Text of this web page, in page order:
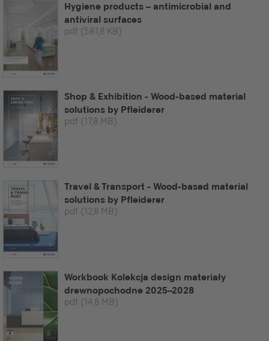
Hygiene products – antimicrobial and
antiviral surfaces
pdf (581,8 KB)
Shop & Exhibition - Wood-based material
solutions by Pfleiderer
pdf (17,8 MB)
Travel & Transport - Wood-based material
solutions by Pfleiderer
pdf (12,8 MB)
Workbook Kolekcja design materiały
drewnopochodne 2025–2028
pdf (14,8 MB)